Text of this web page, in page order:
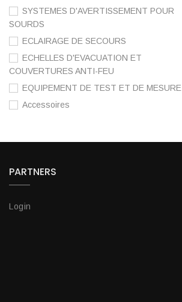
SYSTEMES D'AVERTISSEMENT POUR
SOURDS
ECLAIRAGE DE SECOURS
ECHELLES D'EVACUATION ET
COUVERTURES ANTI-FEU
EQUIPEMENT DE TEST ET DE MESURE
Accessoires
PARTNERS
Login